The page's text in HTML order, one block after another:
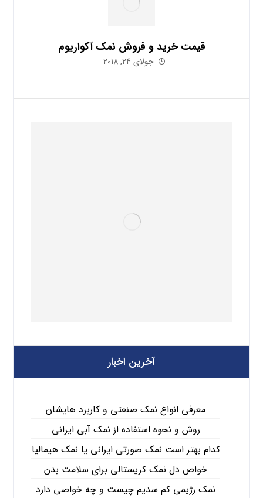
قیمت خرید و فروش نمک آکواریوم
جولای 24, 2018
آخرین اخبار
معرفی انواع نمک صنعتی و کاربرد هایشان
روش و نحوه استفاده از نمک آبی ایرانی
کدام بهتر است نمک صورتی ایرانی یا نمک هیمالیا
خواص دل نمک کریستالی برای سلامت بدن
نمک رژیمی کم سدیم چیست و چه خواصی دارد